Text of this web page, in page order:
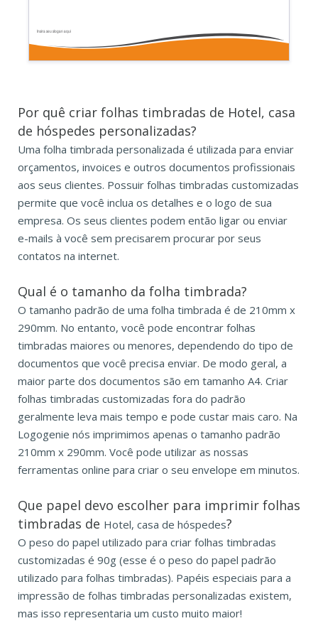
Insira seu slogan aqui
Por quê criar folhas timbradas de Hotel, casa
de hóspedes personalizadas?
Uma folha timbrada personalizada é utilizada para enviar
orçamentos, invoices e outros documentos profissionais
aos seus clientes. Possuir folhas timbradas customizadas
permite que você inclua os detalhes e o logo de sua
empresa. Os seus clientes podem então ligar ou enviar
e-mails à você sem precisarem procurar por seus
contatos na internet.
Qual é o tamanho da folha timbrada?
O tamanho padrão de uma folha timbrada é de 210mm x
290mm. No entanto, você pode encontrar folhas
timbradas maiores ou menores, dependendo do tipo de
documentos que você precisa enviar. De modo geral, a
maior parte dos documentos são em tamanho A4. Criar
folhas timbradas customizadas fora do padrão
geralmente leva mais tempo e pode custar mais caro. Na
Logogenie nós imprimimos apenas o tamanho padrão
210mm x 290mm. Você pode utilizar as nossas
ferramentas online para criar o seu envelope em minutos.
Que papel devo escolher para imprimir folhas
timbradas de Hotel, casa de hóspedes?
O peso do papel utilizado para criar folhas timbradas
customizadas é 90g (esse é o peso do papel padrão
utilizado para folhas timbradas). Papéis especiais para a
impressão de folhas timbradas personalizadas existem,
mas isso representaria um custo muito maior!